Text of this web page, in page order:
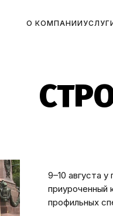
О КОМПАНИИ
9–10 августа
приуроченный
профильных